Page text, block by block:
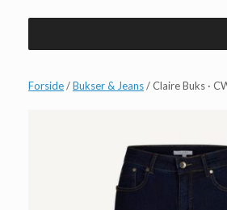
Forside/Bukser & Jeans/ Claire Buks ·